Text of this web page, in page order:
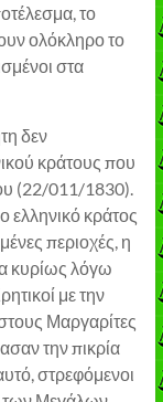
το
ολόκληρο το
στα
δεν
κράτους που
(22/011/1830).
ελληνικό κράτος
περιοχές, η
κυρίως λόγω
με την
Μαργαρίτες
την πικρία
στρεφόμενοι